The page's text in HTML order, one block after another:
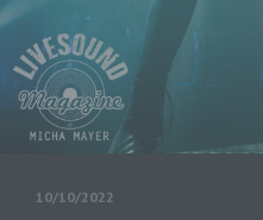
10/10/2022